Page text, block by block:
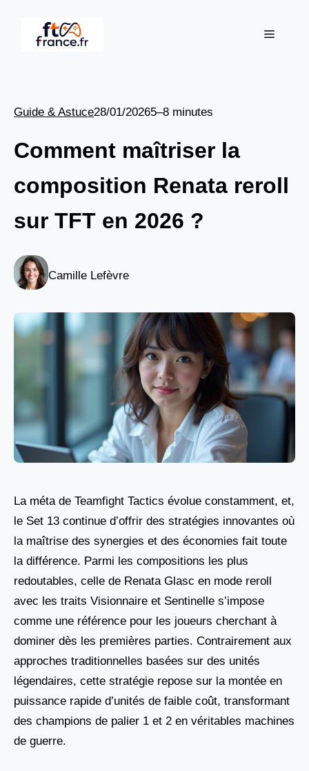
contenu
Menu
Guide & Astuce28/01/20265–8 minutes
Comment maîtriser la
composition Renata reroll
sur TFT en 2026 ?
Camille Lefèvre
La méta de Teamfight Tactics évolue constamment, et,
le Set 13 continue d’offrir des stratégies innovantes où
la maîtrise des synergies et des économies fait toute
la différence. Parmi les compositions les plus
redoutables, celle de Renata Glasc en mode reroll
avec les traits Visionnaire et Sentinelle s’impose
comme une référence pour les joueurs cherchant à
dominer dès les premières parties. Contrairement aux
approches traditionnelles basées sur des unités
légendaires, cette stratégie repose sur la montée en
puissance rapide d’unités de faible coût, transformant
des champions de palier 1 et 2 en véritables machines
de guerre.